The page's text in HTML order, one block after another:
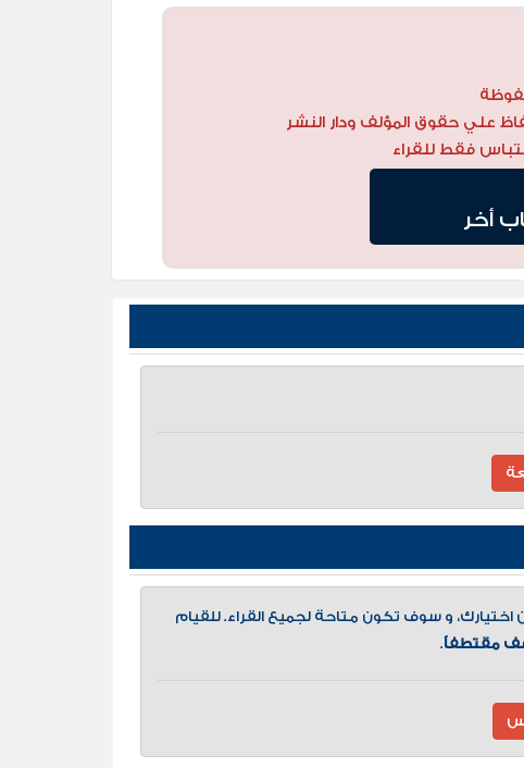
علي حقوق المؤلف ودار النشر
فقط للقراء
أخر
و سوف تكون متاحة لجميع القراء. للقيام
مقتطفاً.